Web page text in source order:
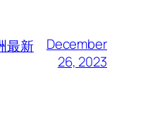
最新
December
26, 2023